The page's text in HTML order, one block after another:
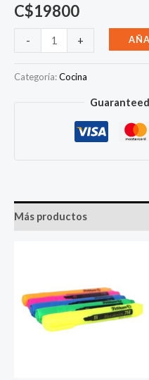
C$19800
-
MABE
EM7660CFIX
+
Categoría:Cocina
Más productos